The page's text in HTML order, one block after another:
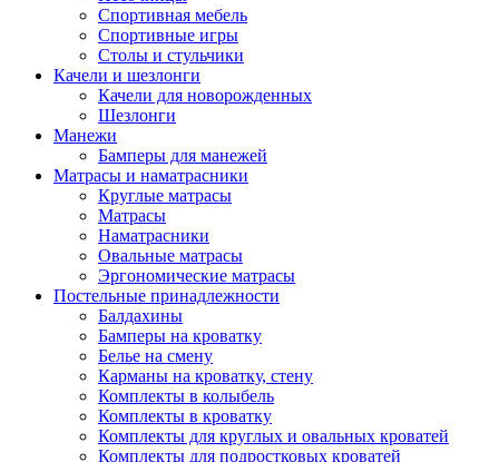
Спортивная мебель
Спортивные игры
Столы и стульчики
Качели и шезлонги
Качели для новорожденных
Шезлонги
Манежи
Бамперы для манежей
Матрасы и наматрасники
Круглые матрасы
Матрасы
Наматрасники
Овальные матрасы
Эргономические матрасы
Постельные принадлежности
Балдахины
Бамперы на кроватку
Белье на смену
Карманы на кроватку, стену
Комплекты в колыбель
Комплекты в кроватку
Комплекты для круглых и овальных кроватей
Комплекты для подростковых кроватей